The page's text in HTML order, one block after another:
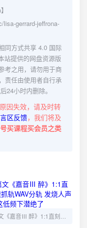
gerrard-jeffrona-
同方式共享 4.0 国际
站提供的网盘资源版
考之用，请勿用于商
责任由使用者自行承
24小时内删除。
因失效，请及时转
区反馈，我们将及
买课程买会员之类